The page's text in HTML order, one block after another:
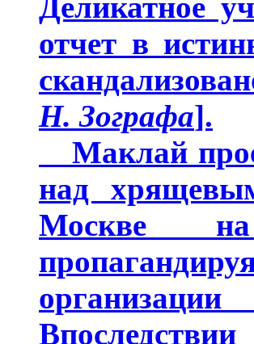
отчет в
Н. Зографа].
Маклай
над
Москве на